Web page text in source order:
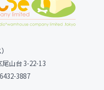
山台 3-22-13
3887